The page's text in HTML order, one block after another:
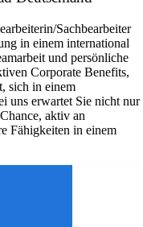
Sachbearbeiter
in einem international
und persönliche
Corporate Benefits,
sich in einem
uns erwartet Sie nicht nur
aktiv an
Fähigkeiten in einem